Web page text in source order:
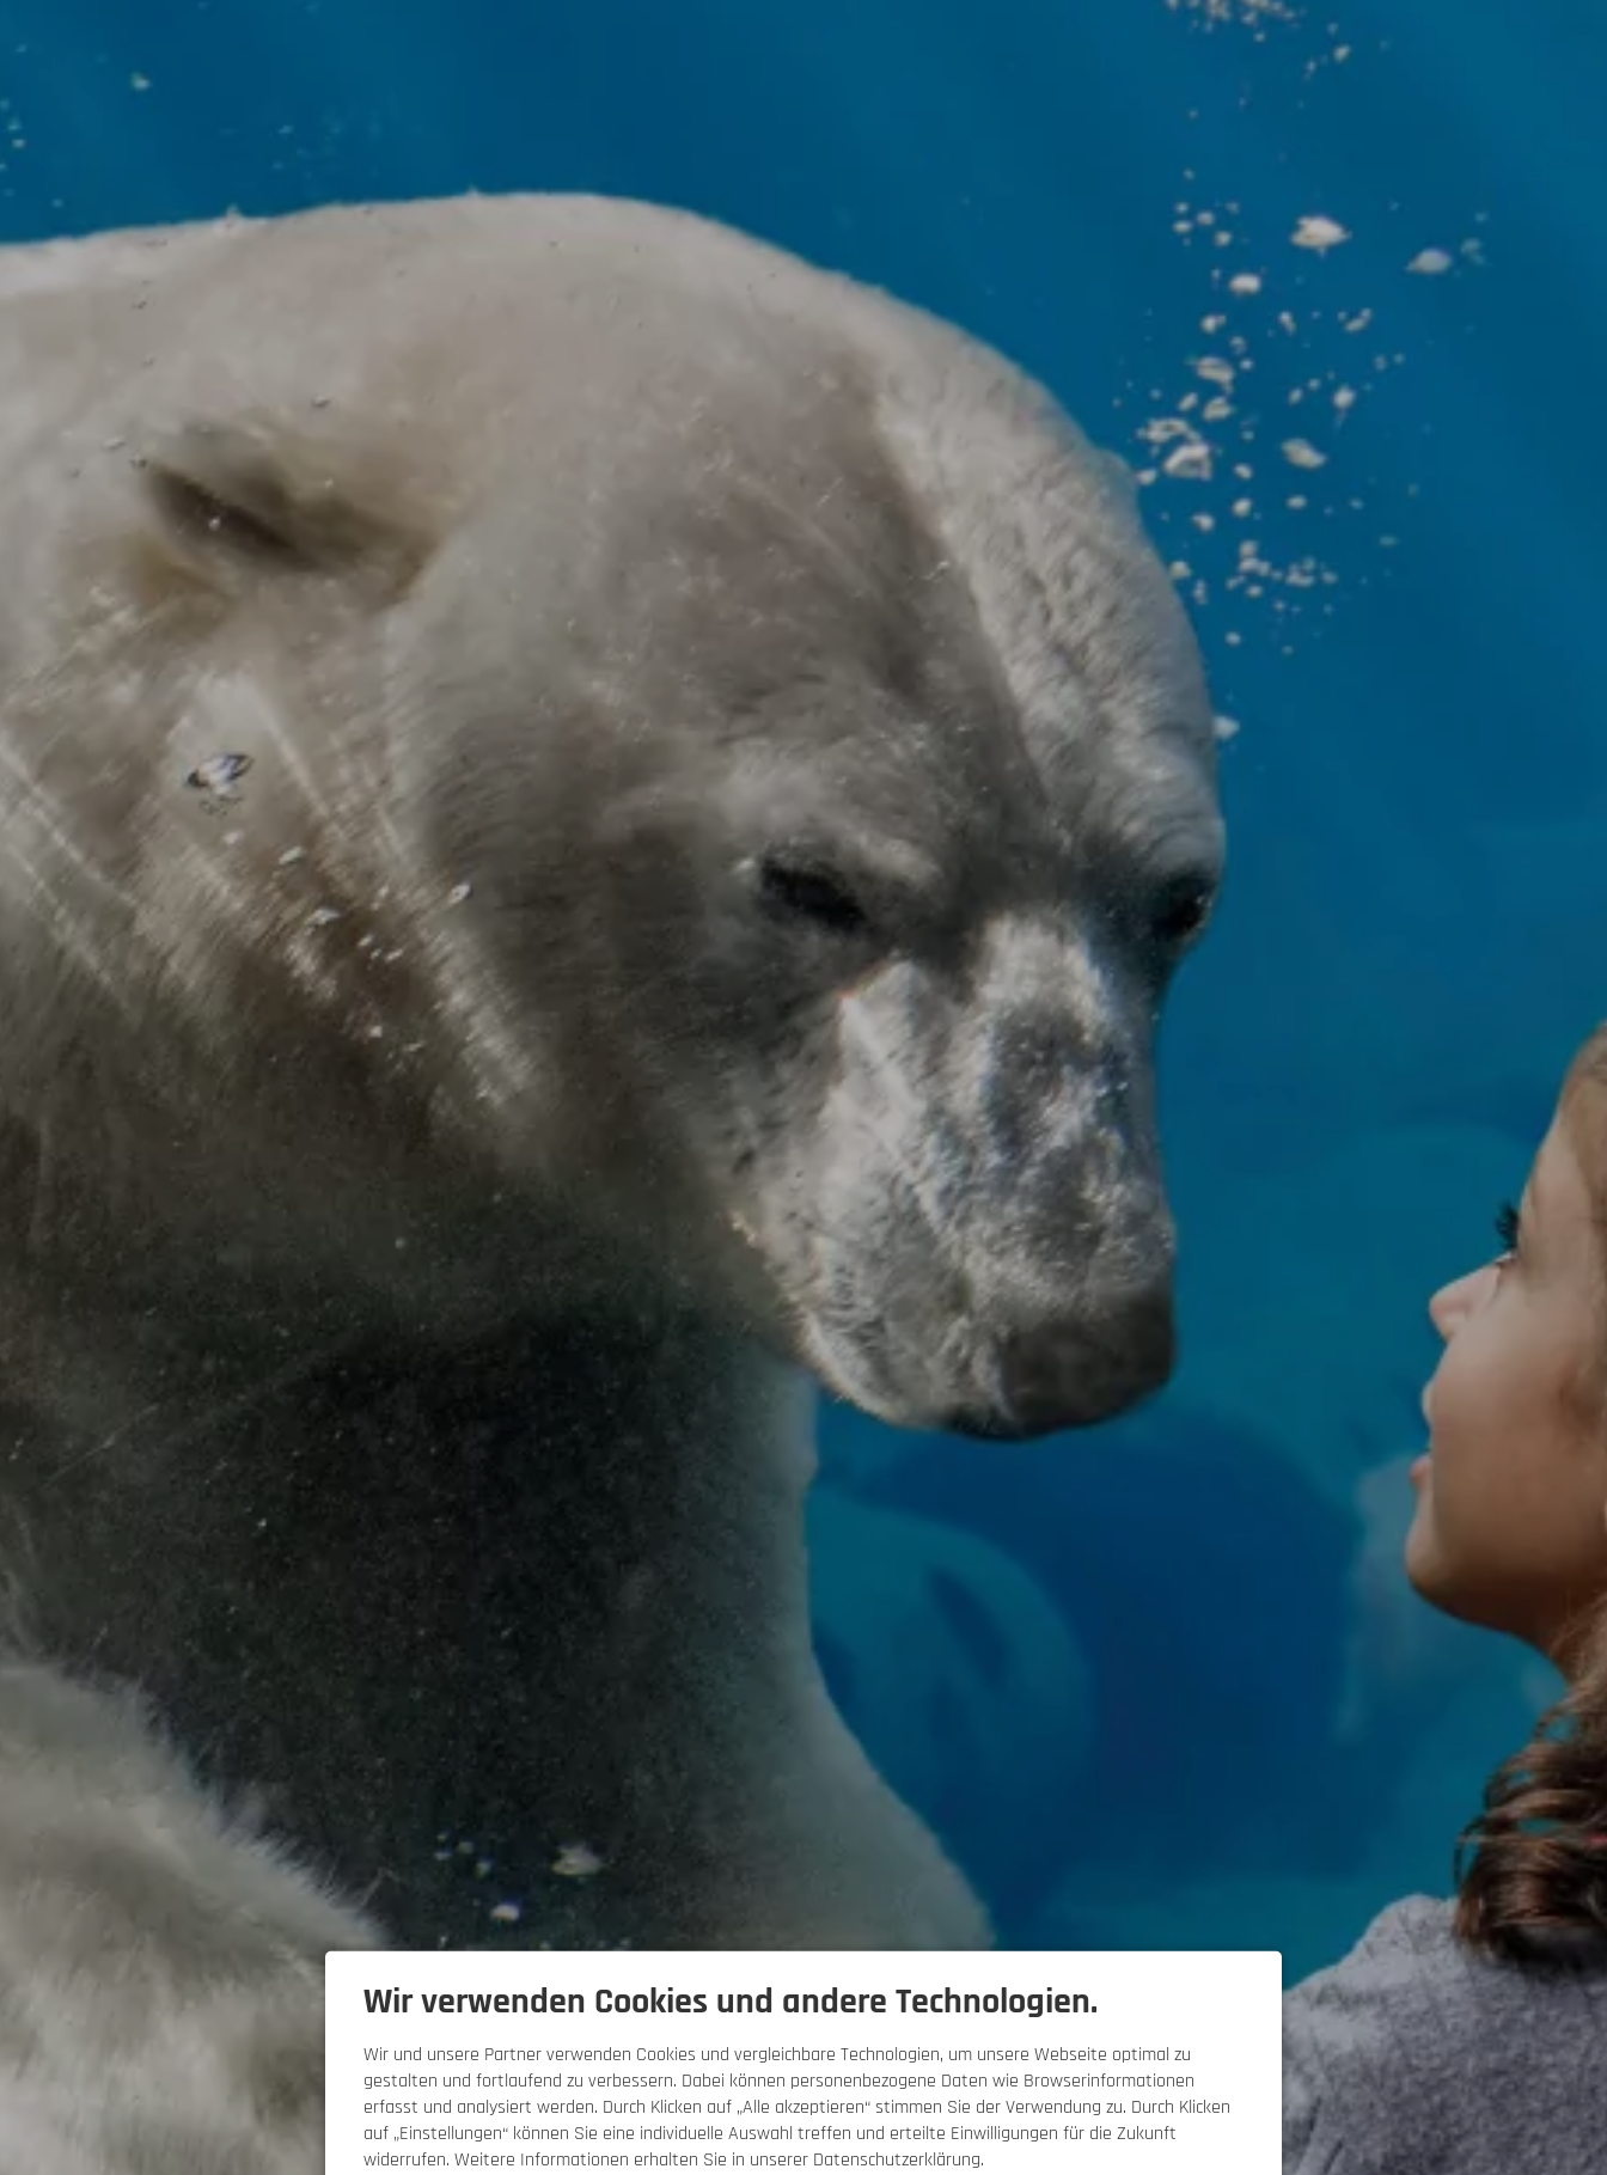
Wir verwenden Cookies und andere Technologien.
Wir und unsere Partner verwenden Cookies und vergleichbare Technologien, um unsere Webseite optimal zu
gestalten und fortlaufend zu verbessern. Dabei können personenbezogene Daten wie Browserinformationen
erfasst und analysiert werden. Durch Klicken auf „Alle akzeptieren“ stimmen Sie der Verwendung zu. Durch Klicken
auf „Einstellungen“ können Sie eine individuelle Auswahl treffen und erteilte Einwilligungen für die Zukunft
widerrufen. Weitere Informationen erhalten Sie in unserer Datenschutzerklärung.